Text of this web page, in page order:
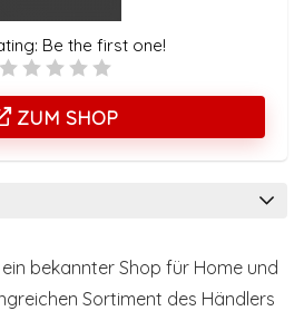
Be the first one!
ZUM SHOP
bekannter Shop für Home und
Sortiment des Händlers